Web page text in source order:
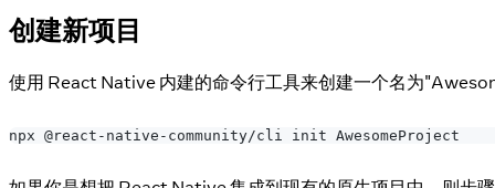
创建新项目
使用 React Native 内建的命令行工具来创建一个名为
npx @react-native-community/cli init AwesomeProject